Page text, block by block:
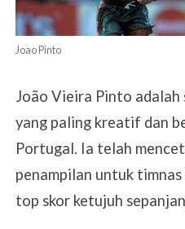
Joao Pinto
João Vieira Pinto adalah
yang paling kreatif dan
Portugal. Ia telah
penampilan untuk
top skor ketujuh